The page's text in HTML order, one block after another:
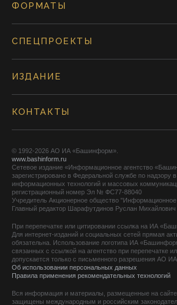
ФОРМАТЫ
СПЕЦПРОЕКТЫ
ИЗДАНИЕ
КОНТАКТЫ
© 1992-2026 АО ИА «Башинформ».
www.bashinform.ru
Сетевое издание «Информационное агентство
зарегистрировано в Федеральной службе по надзору
информационных технологий и массовых
регистрационный номер Эл № ФС77-88040
Учредитель Акционерное общество
Главный редактор Шарафутдинов Руслан Михайлович
При перепечатке или цитировании ссылка на ИА
Для интернет-изданий и социальных сетей прямая
обязательна. Использование логотипа ИА
связанных с ссылкой на агентство при перепечатке
допускается только с письменного разрешения АО
Об использовании персональных данных
Правила применения рекомендательных технологий
Вся информация и материалы, размещенные на
защищены международным и российским